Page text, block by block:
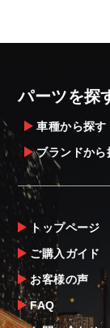
パーツを探
車種から探す
ブランドから
トップページ
ご購入ガイド
お客様の声
FAQ